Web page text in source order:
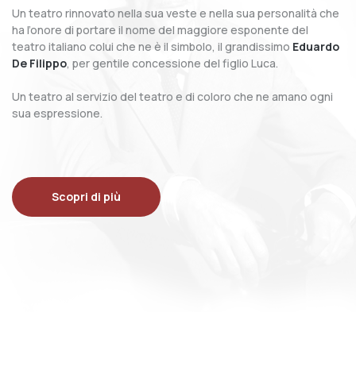
Un teatro rinnovato nella sua veste e nella sua personalità che
ha l’onore di portare il nome del maggiore esponente del
teatro italiano colui che ne è il simbolo, il grandissimo Eduardo
De Filippo, per gentile concessione del figlio Luca.
Un teatro al servizio del teatro e di coloro che ne amano ogni
sua espressione.
Scopri di più